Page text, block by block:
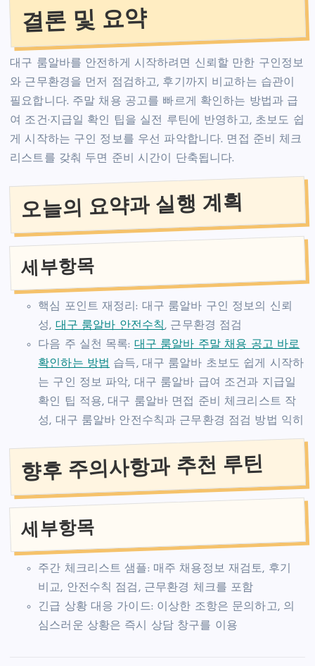
결론 및 요약
대구 룸알바를 안전하게 시작하려면 신뢰할 만한 구인정보
와 근무환경을 먼저 점검하고, 후기까지 비교하는 습관이
필요합니다. 주말 채용 공고를 빠르게 확인하는 방법과 급
여 조건·지급일 확인 팁을 실전 루틴에 반영하고, 초보도 쉽
게 시작하는 구인 정보를 우선 파악합니다. 면접 준비 체크
리스트를 갖춰 두면 준비 시간이 단축됩니다.
오늘의 요약과 실행 계획
세부항목
핵심 포인트 재정리: 대구 룸알바 구인 정보의 신뢰
성, 대구 룸알바 안전수칙, 근무환경 점검
다음 주 실천 목록: 대구 룸알바 주말 채용 공고 바로
확인하는 방법 습득, 대구 룸알바 초보도 쉽게 시작하
는 구인 정보 파악, 대구 룸알바 급여 조건과 지급일
확인 팁 적용, 대구 룸알바 면접 준비 체크리스트 작
성, 대구 룸알바 안전수칙과 근무환경 점검 방법 익히
향후 주의사항과 추천 루틴
세부항목
주간 체크리스트 샘플: 매주 채용정보 재검토, 후기
비교, 안전수칙 점검, 근무환경 체크를 포함
긴급 상황 대응 가이드: 이상한 조항은 문의하고, 의
심스러운 상황은 즉시 상담 창구를 이용